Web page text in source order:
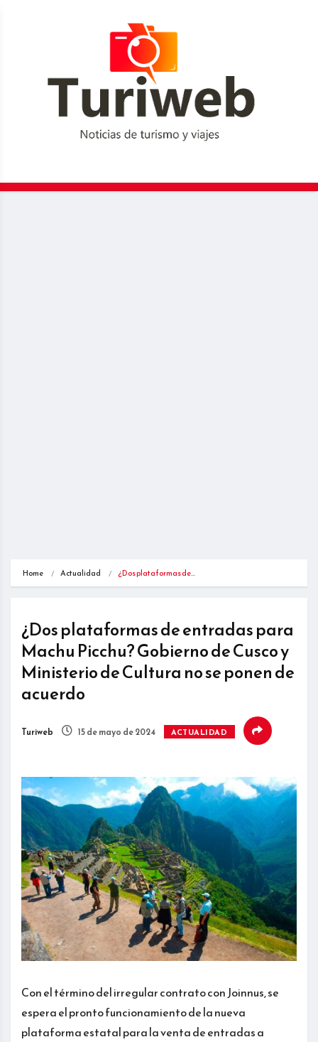
Home Actualidad ¿Dos plataformas de…
¿Dos plataformas de entradas para
Machu Picchu? Gobierno de Cusco y
Ministerio de Cultura no se ponen de
acuerdo
Turiweb 15 de mayo de 2024 ACTUALIDAD
Con el término del irregular contrato con Joinnus, se
espera el pronto funcionamiento de la nueva
plataforma estatal para la venta de entradas a